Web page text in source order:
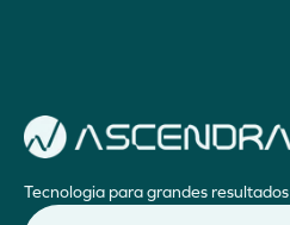
Tecnologia para grandes resultados